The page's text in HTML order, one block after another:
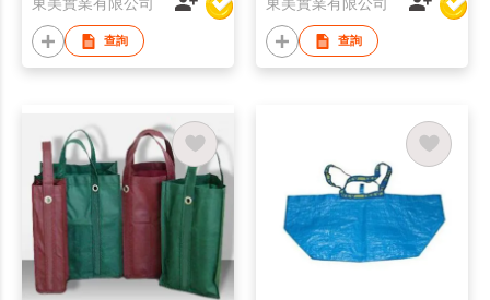
查詢 查詢